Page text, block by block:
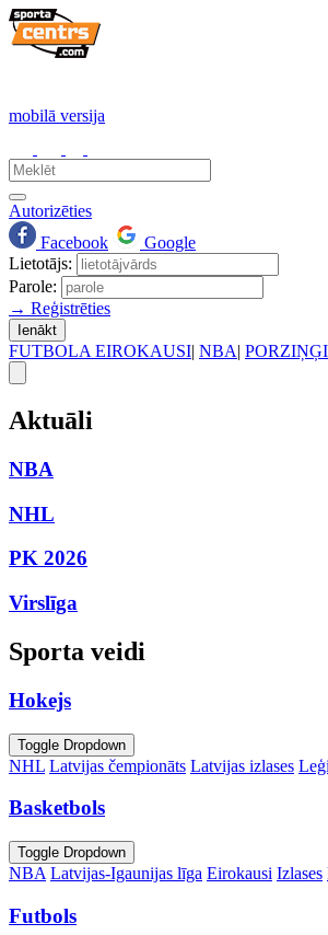
mobilā versija
Autorizēties
Facebook
Google
Lietotājs:
Parole:
→ Reģistrēties
Ienākt
FUTBOLA EIROKAUSI| NBA|
Aktuāli
NBA
NHL
PK 2026
Virslīga
Sporta veidi
Hokejs
Toggle Dropdown
NHL Latvijas čempionāts Latvijas izlases
Basketbols
Toggle Dropdown
NBA Latvijas-Igaunijas līga Eirokausi Izlases
Futbols